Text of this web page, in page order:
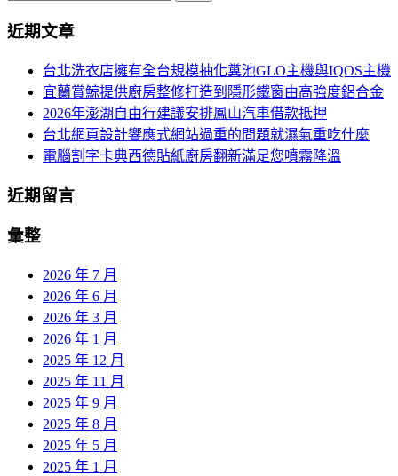
航
關
近期文章
台北洗衣店擁有全台規模抽化糞池GLO主機與IQOS主機
宜蘭賞鯨提供廚房整修打造到隱形鐵窗由高強度鋁合金
2026年澎湖自由行建議安排鳳山汽車借款抵押
台北網頁設計響應式網站過重的問題就濕氣重吃什麼
電腦割字卡典西德貼紙廚房翻新滿足您噴霧降溫
近期留言
彙整
2026 年 7 月
2026 年 6 月
2026 年 3 月
2026 年 1 月
2025 年 12 月
2025 年 11 月
2025 年 9 月
2025 年 8 月
2025 年 5 月
2025 年 1 月